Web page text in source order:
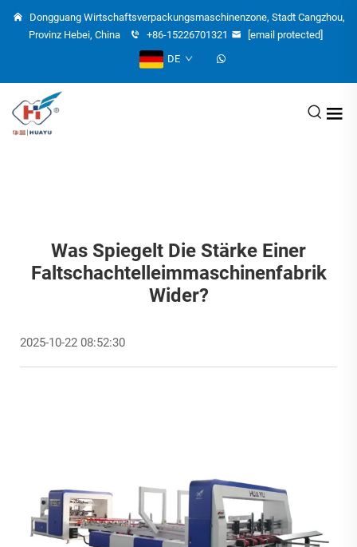
Dongguang Wirtschaftsverpackungsmaschinenzone, Stadt Cangzhou,
Provinz Hebei, China
+86-15226701321
[email protected]
DE
Was Spiegelt Die Stärke Einer
Faltschachtelleimmaschinenfabrik
Wider?
2025-10-22 08:52:30